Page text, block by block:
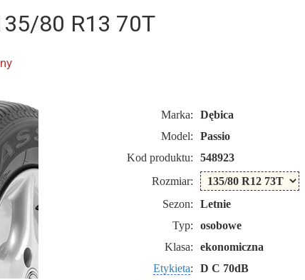
80 R13 70T
Marka:
Dębica
Model:
Passio
Kod produktu:
548923
Rozmiar:
Sezon:
Letnie
Typ:
osobowe
Klasa:
ekonomiczna
Etykieta:
D C 70dB